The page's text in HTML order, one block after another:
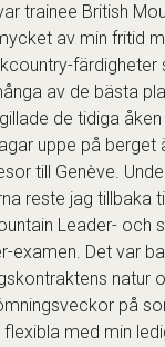
trainee British
av min fritid
färdigheter
av de bästa
de tidiga
uppe på berget
till Genève.
reste jag tillbaka
Leader- och
examen. Det var
natur
på
flexibla med min